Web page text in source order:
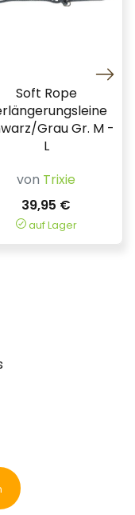
Soft Rope
Grau Gr. M -
L
von Trixie
39,95 €
auf Lager